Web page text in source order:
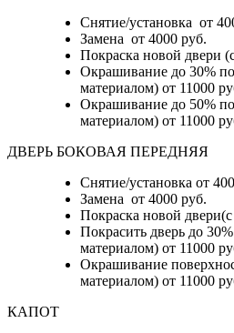
Снятие/установка от
Замена от 4000 руб.
Покраска новой двери
Окрашивание до 30%
материалом) от 11000
Окрашивание до 50%
материалом) от 11000
ДВЕРЬ БОКОВАЯ ПЕРЕДНЯЯ
Снятие/установка от
Замена от 4000 руб.
Покраска новой
Покрасить дверь до
материалом) от 11000
Окрашивание
материалом) от 11000
КАПОТ